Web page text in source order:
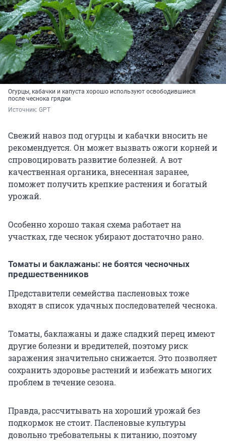
Огурцы, кабачки и капуста хорошо используют освободившиеся
после чеснока грядки
Источник: GPT
Свежий навоз под огурцы и кабачки вносить не
рекомендуется. Он может вызвать ожоги корней и
спровоцировать развитие болезней. А вот
качественная органика, внесенная заранее,
поможет получить крепкие растения и богатый
урожай.
Особенно хорошо такая схема работает на
участках, где чеснок убирают достаточно рано.
Томаты и баклажаны: не боятся чесночных
предшественников
Представители семейства пасленовых тоже
входят в список удачных последователей чеснока.
Томаты, баклажаны и даже сладкий перец имеют
другие болезни и вредителей, поэтому риск
заражения значительно снижается. Это позволяет
сохранить здоровье растений и избежать многих
проблем в течение сезона.
Правда, рассчитывать на хороший урожай без
подкормок не стоит. Пасленовые культуры
довольно требовательны к питанию, поэтому